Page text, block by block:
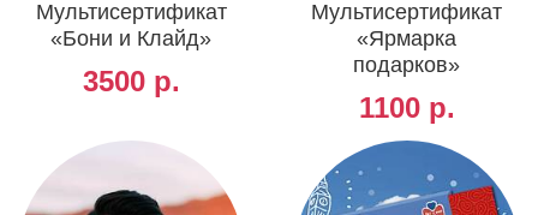
Мультисертификат
«Бони и Клайд»
3500 р.
Мультисертификат
«Ярмарка
подарков»
1100 р.